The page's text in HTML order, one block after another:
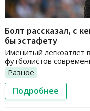
Болт рассказал, с
бы эстафету
Именитый легкоатлет
футболистов
Разное
Подробнее